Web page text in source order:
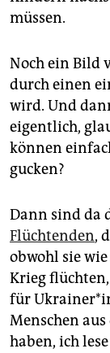
müssen.
Noch ein Bild
durch einen
wird. Und
eigentlich,
können
gucken?
Dann sind da
Flüchtenden,
obwohl sie
Krieg
für
Menschen
haben, ich